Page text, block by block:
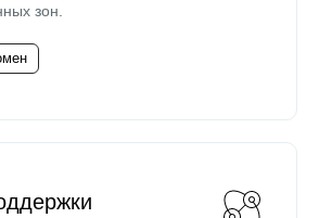
зон.